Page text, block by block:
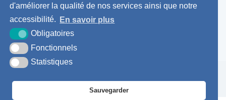
d'améliorer la qualité de nos services ainsi que notre
accessibilité.
En savoir plus
Obligatoires
Fonctionnels
Statistiques
Sauvegarder
Pemanences des élus
Démarches administratives
Agence postale communale
site
légales